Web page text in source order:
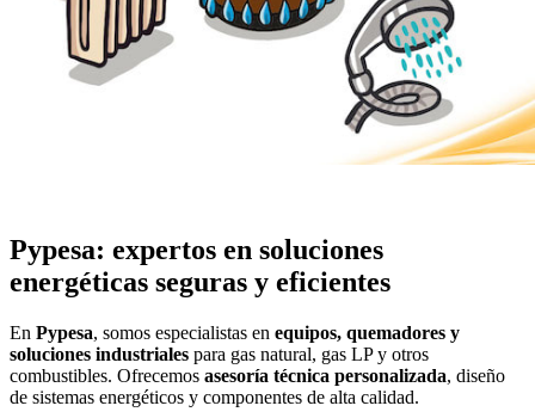
Pypesa: expertos en soluciones
energéticas seguras y eficientes
En Pypesa, somos especialistas en equipos, quemadores y
soluciones industriales para gas natural, gas LP y otros
combustibles. Ofrecemos asesoría técnica personalizada, diseño
de sistemas energéticos y componentes de alta calidad.